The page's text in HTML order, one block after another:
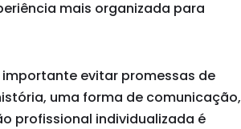
mais organizada para
evitar promessas de
uma forma de comunicação,
profissional individualizada é